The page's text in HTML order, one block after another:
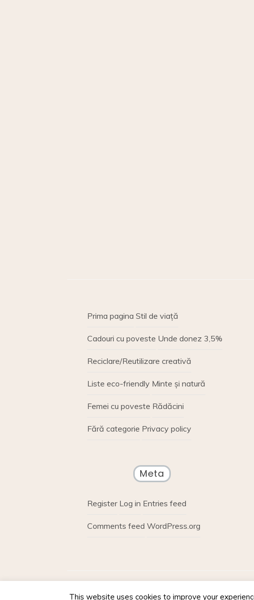
Prima pagina Stil de viață
Cadouri cu poveste Unde donez 3,5%
Reciclare/Reutilizare creativă
Liste eco-friendly Minte și natură
Femei cu poveste Rădăcini
Fără categorie Privacy policy
Meta
Register Log in Entries feed
Comments feed WordPress.org
Proudly powered by
This website uses cookies to improve your